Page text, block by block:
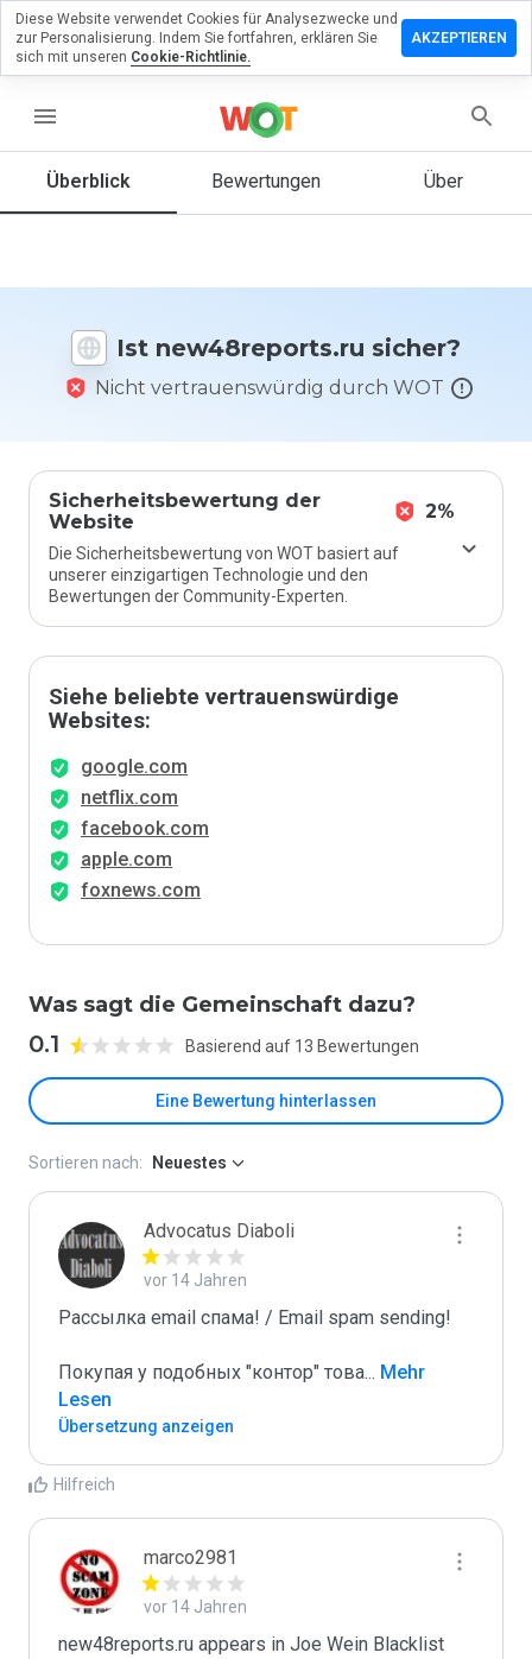
menu
Überblick Bewertungen Über
Ist new48reports.ru sicher?
Nicht vertrauenswürdig durch WOT
Sicherheitsbewertung der
Website
2%
Die Sicherheitsbewertung von WOT basiert auf
unserer einzigartigen Technologie und den
Bewertungen der Community-Experten.
Siehe beliebte vertrauenswürdige
Websites:
google.com
netflix.com
facebook.com
apple.com
foxnews.com
Was sagt die Gemeinschaft dazu?
0.1 Basierend auf 13 Bewertungen
Eine Bewertung hinterlassen
zu
Sie diese
auf einer
Skala von
1 bis 5
bewerten?
Sortieren nach: Neuestes
Advocatus Diaboli
vor 14 Jahren
Рассылка email спама! / Email spam sending!
Покупая у подобных "контор" това... Mehr
Lesen
Übersetzung anzeigen
Hilfreich
marco2981
vor 14 Jahren
new48reports.ru appears in Joe Wein Blacklist
Diese Website verwendet Cookies für Analysezwecke und
zur Personalisierung. Indem Sie fortfahren, erklären Sie
sich mit unseren Cookie-Richtlinie.
AKZEPTIEREN